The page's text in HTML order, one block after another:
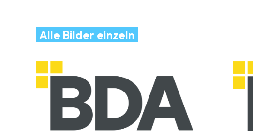
Alle Bilder einzeln